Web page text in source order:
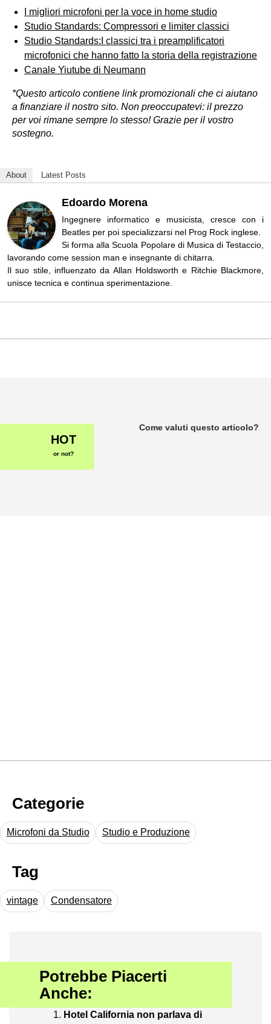
I migliori microfoni per la voce in home studio
Studio Standards: Compressori e limiter classici
Studio Standards:I classici tra i preamplificatori
microfonici che hanno fatto la storia della registrazione
Canale Yiutube di Neumann
*Questo articolo contiene link promozionali che ci aiutano
a finanziare il nostro sito. Non preoccupatevi: il prezzo
per voi rimane sempre lo stesso! Grazie per il vostro
sostegno.
About Latest Posts
Edoardo Morena
Ingegnere informatico e musicista, cresce con i
Beatles per poi specializzarsi nel Prog Rock inglese.
Si forma alla Scuola Popolare di Musica di Testaccio,
lavorando come session man e insegnante di chitarra.
Il suo stile, influenzato da Allan Holdsworth e Ritchie Blackmore,
unisce tecnica e continua sperimentazione.
HOT
or not?
Come valuti questo articolo?
Categorie
Microfoni da Studio Studio e Produzione
Tag
vintage Condensatore
Potrebbe Piacerti
Anche:
Hotel California non parlava di